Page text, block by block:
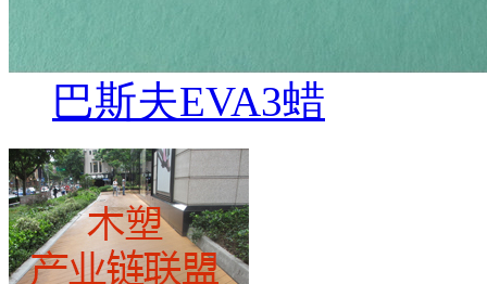
巴斯夫EVA3蜡